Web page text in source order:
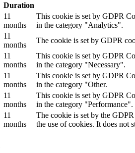
Duration
11
months
This cookie is set by GDPR
in the category "Analytics".
11
months
The cookie is set by GDPR
11
months
This cookie is set by GDPR
in the category "Necessary".
11
months
This cookie is set by GDPR
in the category "Other.
11
months
This cookie is set by GDPR
in the category "Performance".
11
months
The cookie is set by the
the use of cookies. It does not